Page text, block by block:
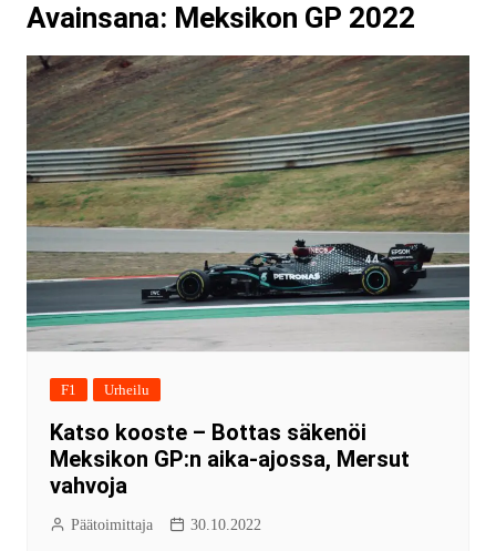
Avainsana: Meksikon GP 2022
F1 Urheilu
Katso kooste – Bottas säkenöi
Meksikon GP:n aika-ajossa, Mersut
vahvoja
Päätoimittaja 30.10.2022